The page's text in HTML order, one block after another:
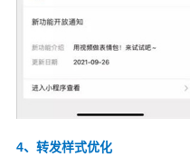
4、转发样式优化